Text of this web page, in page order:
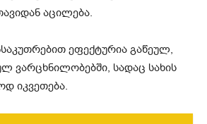
აცილება.
ეფექტურია გაწეულ,
ვარცხნილობებში, სადაც სახის
იკვეთება.